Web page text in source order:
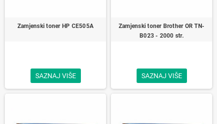
Zamjenski toner HP CE505A
SAZNAJ VIŠE
Zamjenski toner Brother OR TN-
B023 - 2000 str.
SAZNAJ VIŠE